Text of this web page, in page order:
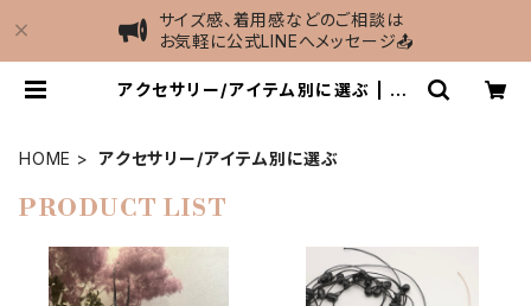
サイズ感、着用感などのご相談は
お気軽に公式LINEへメッセージ📤
アクセサリー/アイテム別に選ぶ | MI
HOME アクセサリー/アイテム別に選ぶ
PRODUCT LIST